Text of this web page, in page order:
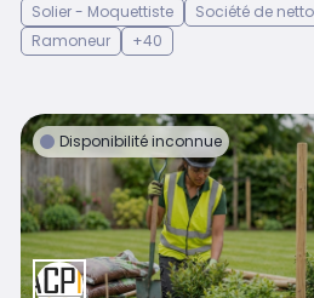
Solier - Moquettiste
Société de
Ramoneur
+40
Disponibilité inconnue